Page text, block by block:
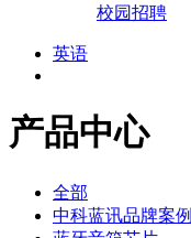
校园招聘
英语
产品中心
全部
中科蓝讯品牌案例